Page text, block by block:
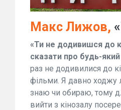
Макс Лижов,
«Ти не додивишся до
сказати про будь-
раз не додивилися до
фільми. Я давно ходжу
знаю чи обираю, тому
вийти з кінозалу